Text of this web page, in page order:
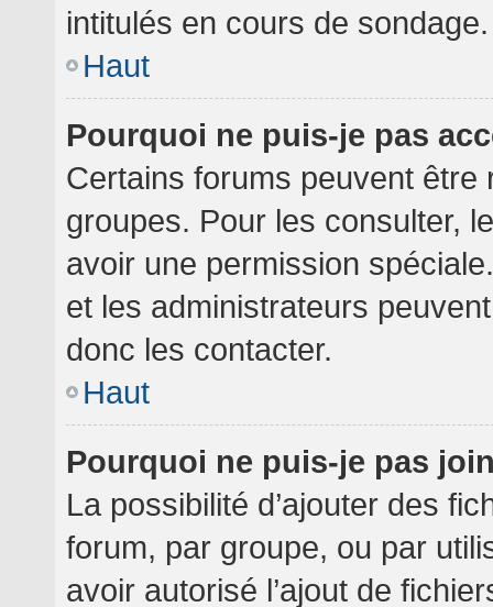
intitulés en cours de sondage.
Haut
Pourquoi ne puis-je pas
Certains forums peuvent
groupes. Pour les consulter,
avoir une permission
et les administrateurs
donc les contacter.
Haut
Pourquoi ne puis-je pas
La possibilité d’ajouter des
forum, par groupe, ou par
avoir autorisé l’ajout de